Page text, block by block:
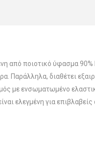
ποιοτικό ύφασμα
Παράλληλα, διαθέτει
με ενσωματωμένο
ελεγμένη για